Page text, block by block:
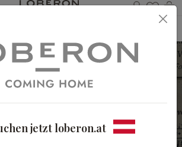
Du
jetzt loberon.at